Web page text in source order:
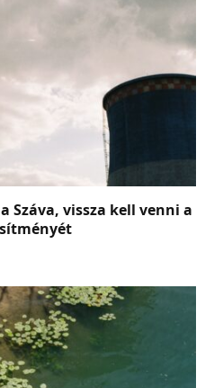
Száva, vissza kell venni a